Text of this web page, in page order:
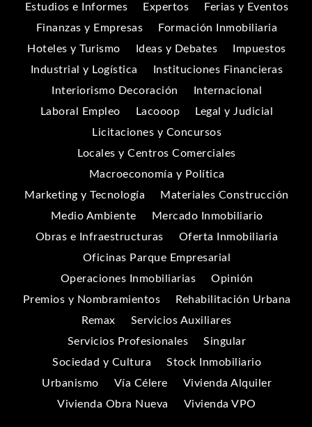
Estudios e Informes
Expertos
Ferias y Eventos
Finanzas y Empresas
Formación Inmobiliaria
Hoteles y Turismo
Ideas y Debates
Impuestos
Industrial y Logística
Instituciones Financieras
Interiorismo Decoración
Internacional
Laboral Empleo
Lacooop
Legal y Judicial
Licitaciones y Concursos
Locales y Centros Comerciales
Macroeconomía y Política
Marketing y Tecnología
Materiales Construcción
Medio Ambiente
Mercado Inmobiliario
Obras e Infraestructuras
Oferta Inmobiliaria
Oficinas Parque Empresarial
Operaciones Inmobiliarias
Opinión
Premios y Nombramientos
Rehabilitación Urbana
Remax
Servicios Auxiliares
Servicios Profesionales
Singular
Sociedad y Cultura
Stock Inmobiliario
Urbanismo
Vía Célere
Vivienda Alquiler
Vivienda Obra Nueva
Vivienda VPO